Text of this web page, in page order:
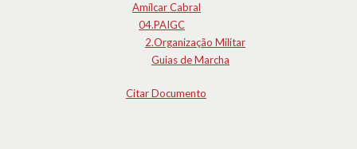
Amílcar Cabral
04.PAIGC
2.Organização Militar
Guias de Marcha
Citar Documento